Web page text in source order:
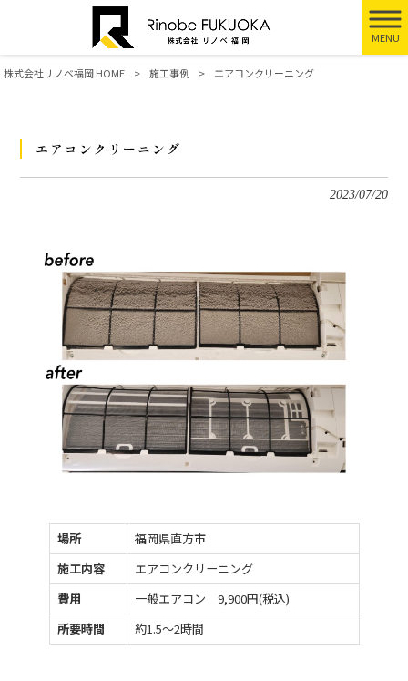
MENU
株式会社リノベ福岡 HOME > 施工事例 > エアコンクリーニング
エアコンクリーニング
2023/07/20
場所
福岡県直方市
施工内容
エアコンクリーニング
費用
一般エアコン 9,900円(税込)
所要時間
約1.5～2時間